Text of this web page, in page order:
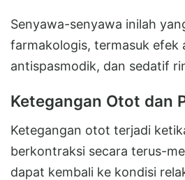
Senyawa-senyawa inilah
farmakologis, termasuk efek
antispasmodik, dan sedatif
Ketegangan Otot dan
Ketegangan otot terjadi
berkontraksi secara terus-
dapat kembali ke kondisi